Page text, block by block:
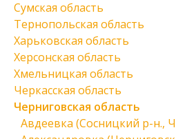
Сумская область
Тернопольская область
Харьковская область
Херсонская область
Хмельницкая область
Черкасская область
Черниговская область
Авдеевка (Сосницкий р-н.,